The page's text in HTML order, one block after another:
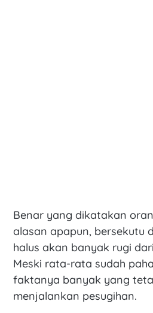
Benar yang dikatakan
alasan apapun, bersekutu
halus akan banyak rugi
Meski rata-rata sudah
faktanya banyak yang
menjalankan pesugihan.